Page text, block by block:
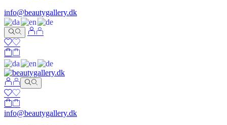
info@beautygallery.dk
info@beautygallery.dk